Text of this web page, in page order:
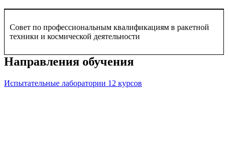
Совет по профессиональным квалификациям в ракетной
техники и космической деятельности
Направления обучения
Испытательные лаборатории 12 курсов